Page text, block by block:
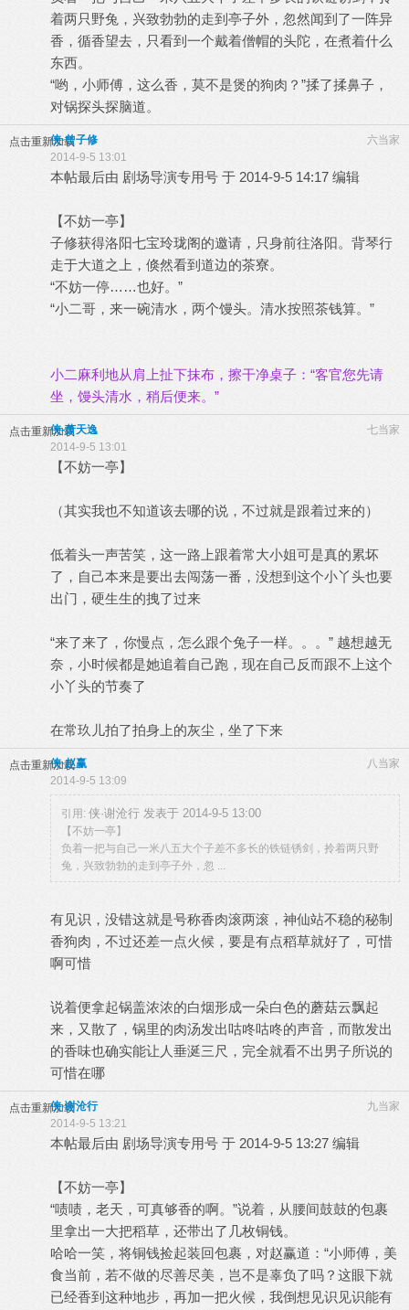
着两只野兔，兴致勃勃的走到亭子外，忽然闻到了一阵异
香，循香望去，只看到一个戴着僧帽的头陀，在煮着什么
东西。
“哟，小师傅，这么香，莫不是煲的狗肉？”揉了揉鼻子，
对锅探头探脑道。
点击重新加载 六当家
侠·曾子修
2014-9-5 13:01
本帖最后由 剧场导演专用号 于 2014-9-5 14:17 编辑
【不妨一亭】
子修获得洛阳七宝玲珑阁的邀请，只身前往洛阳。背琴行
走于大道之上，倏然看到道边的茶寮。
“不妨一停……也好。”
“小二哥，来一碗清水，两个馒头。清水按照茶钱算。”
小二麻利地从肩上扯下抹布，擦干净桌子：“客官您先请
坐，馒头清水，稍后便来。”
点击重新加载 七当家
侠-萧天逸
2014-9-5 13:01
【不妨一亭】
（其实我也不知道该去哪的说，不过就是跟着过来的）
低着头一声苦笑，这一路上跟着常大小姐可是真的累坏
了，自己本来是要出去闯荡一番，没想到这个小丫头也要
出门，硬生生的拽了过来
“来了来了，你慢点，怎么跟个兔子一样。。。” 越想越无
奈，小时候都是她追着自己跑，现在自己反而跟不上这个
小丫头的节奏了
在常玖儿拍了拍身上的灰尘，坐了下来
点击重新加载 八当家
侠·赵赢
2014-9-5 13:09
引用: 侠·谢沧行 发表于 2014-9-5 13:00
【不妨一亭】
负着一把与自己一米八五大个子差不多长的铁链锈剑，拎着两只野
兔，兴致勃勃的走到亭子外，忽 ...
有见识，没错这就是号称香肉滚两滚，神仙站不稳的秘制
香狗肉，不过还差一点火候，要是有点稻草就好了，可惜
啊可惜
说着便拿起锅盖浓浓的白烟形成一朵白色的蘑菇云飘起
来，又散了，锅里的肉汤发出咕咚咕咚的声音，而散发出
的香味也确实能让人垂涎三尺，完全就看不出男子所说的
可惜在哪
点击重新加载 九当家
侠·谢沧行
2014-9-5 13:21
本帖最后由 剧场导演专用号 于 2014-9-5 13:27 编辑
【不妨一亭】
“啧啧，老天，可真够香的啊。”说着，从腰间鼓鼓的包裹
里拿出一大把稻草，还带出了几枚铜钱。
哈哈一笑，将铜钱捡起装回包裹，对赵赢道：“小师傅，美
食当前，若不做的尽善尽美，岂不是辜负了吗？这眼下就
已经香到这种地步，再加一把火候，我倒想见识见识能有